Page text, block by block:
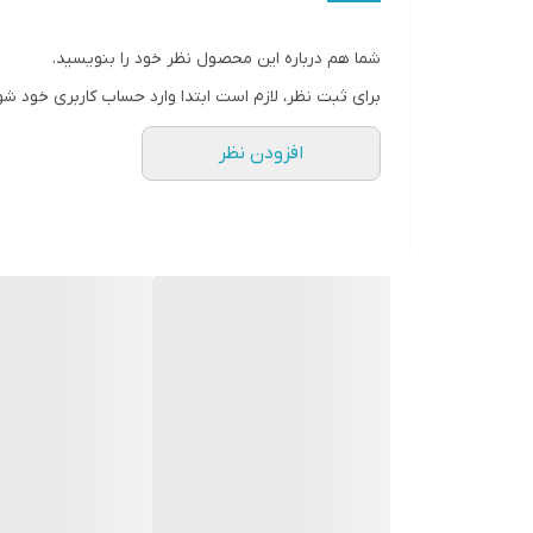
آدرس سایت: WWW.Yadakstock.com
آدرس پیج در اینستاگرام: Yadakstock
کلیه قیمتها به روز هستند
شما هم درباره این محصول نظر خود را بنویسید.
برای ثبت نظر، لازم است ابتدا وارد حساب کاربری خود
افزودن نظر